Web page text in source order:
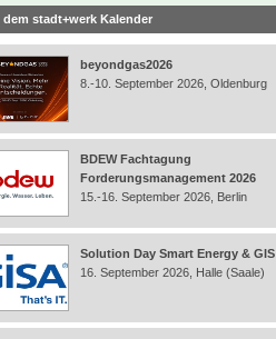
dem stadt+werk Kalender
beyondgas2026
8.-10. September 2026, Oldenburg
BDEW Fachtagung
Forderungsmanagement 2026
15.-16. September 2026, Berlin
Solution Day Smart Energy & GIS
16. September 2026, Halle (Saale)